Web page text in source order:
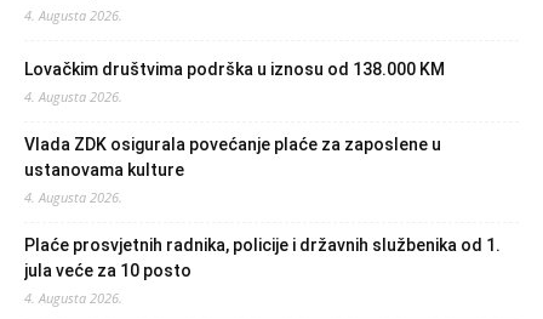
4. Augusta 2026.
Lovačkim društvima podrška u iznosu od 138.000 KM
4. Augusta 2026.
Vlada ZDK osigurala povećanje plaće za zaposlene u
ustanovama kulture
4. Augusta 2026.
Plaće prosvjetnih radnika, policije i državnih službenika od 1.
jula veće za 10 posto
4. Augusta 2026.